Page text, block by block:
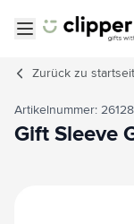
Zurück zu
Artikelnummer:
Gift Sleeve